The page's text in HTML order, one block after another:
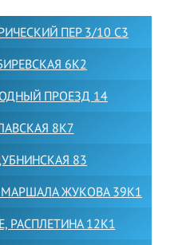
ПЕР 3/10 С3
6К2
ПРОЕЗД 14
8К7
83
ЖУКОВА 39К1
РАСПЛЕТИНА 12К1